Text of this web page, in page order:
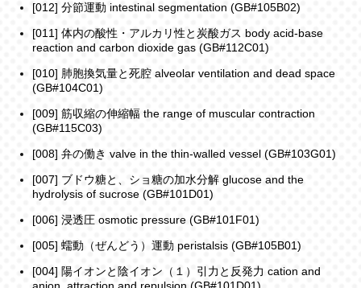
[012] 分節運動 intestinal segmentation (GB#105B02)
[011] 体内の酸性・アルカリ性と炭酸ガス body acid-base
reaction and carbon dioxide gas (GB#112C01)
[010] 肺胞換気量と死腔 alveolar ventilation and dead space
(GB#104C01)
[009] 筋収縮の伸縮幅 the range of muscular contraction
(GB#115C03)
[008] 弁の働き valve in the thin‐walled vessel (GB#103G01)
[007] ブドウ糖と、ショ糖の加水分解 glucose and the
hydrolysis of sucrose (GB#101D01)
[006] 浸透圧 osmotic pressure (GB#101F01)
[005] 蠕動（ぜんどう）運動 peristalsis (GB#105B01)
[004] 陽イオンと陰イオン（１）引力と反発力 cation and